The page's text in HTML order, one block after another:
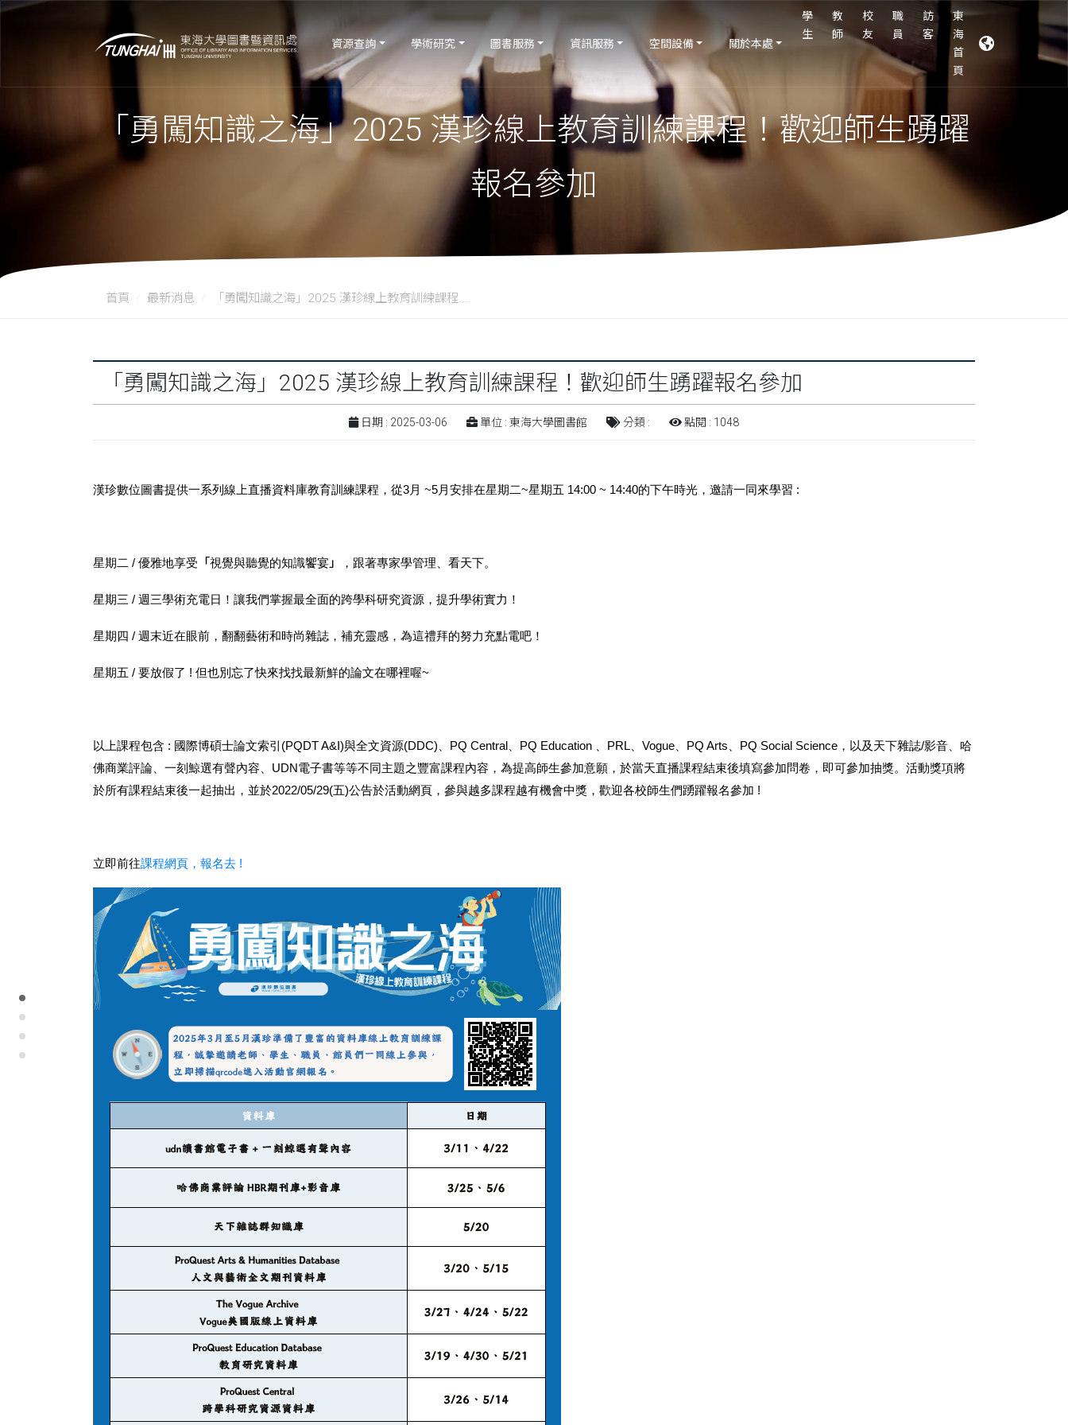
資源查詢 學術研究 圖書服務 資訊服務 空間設備 關於本處
學
生
教
師
校
友
職
員
訪
客
東
海
首
頁
「勇闖知識之海」2025 漢珍線上教育訓練課程！歡迎師生踴躍
報名參加
首頁 最新消息 「勇闖知識之海」2025 漢珍線上教育訓練課程....
「勇闖知識之海」2025 漢珍線上教育訓練課程！歡迎師生踴躍報名參加
日期 : 2025-03-06 單位 : 東海大學圖書館 分類 : 點閱 : 1048
漢珍數位圖書提供一系列線上直播資料庫教育訓練課程，從3月 ~5月安排在星期二~星期五 14:00 ~ 14:40的下午時光，邀請一同來學習 :
星期二 / 優雅地享受 「視覺與聽覺的知識饗宴」 ，跟著專家學管理、看天下。
星期三 / 週三學術充電日！讓我們掌握最全面的跨學科研究資源，提升學術實力！
星期四 / 週末近在眼前，翻翻藝術和時尚雜誌，補充靈感，為這禮拜的努力充點電吧！
星期五 / 要放假了 ! 但也別忘了快來找找最新鮮的論文在哪裡喔~
以上課程包含 : 國際博碩士論文索引 (PQDT A&I)與全文資源(DDC) PQ Central PQ Education PRL Vogue PQ Arts PQ Social Science ，以及天下雜誌/影音、哈
佛商業評論、一刻鯨選有聲內容、 UDN電子書等等不同主題之豐富課程內容，為提高師生參加意願，於當天直播課程結束後填寫參加問卷，即可參加抽獎。活動獎項將
於所有課程結束後一起抽出，並於2022/05/29(五)公告於活動網頁，參與越多課程越有機會中獎，歡迎各校師生們踴躍報名參加 !
立即前往課程網頁，報名去 !